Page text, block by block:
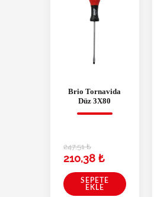
Brio Tornavida
Düz 3X80
247,51₺
210,38 ₺
SEPETE
EKLE